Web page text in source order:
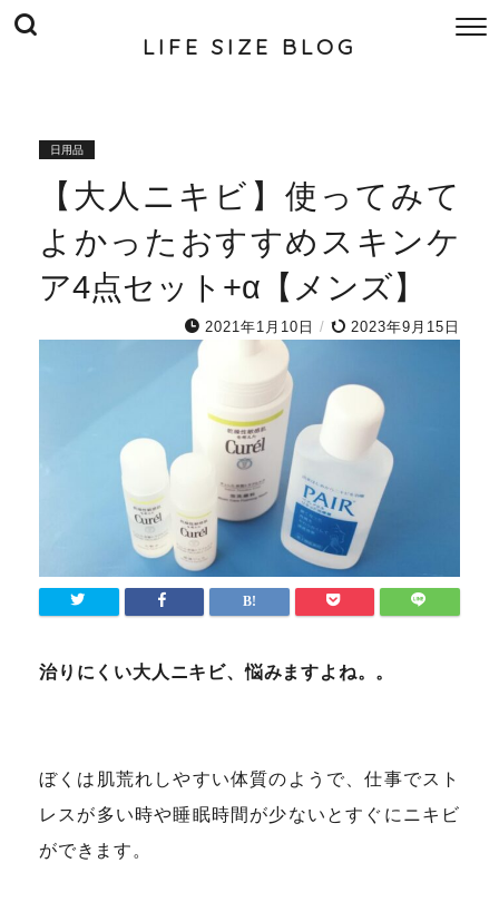
LIFE SIZE BLOG
日用品
【大人ニキビ】使ってみて
よかったおすすめスキンケ
ア4点セット+α【メンズ】
2021年1月10日 / 2023年9月15日
治りにくい大人ニキビ、悩みますよね。。
ぼくは肌荒れしやすい体質のようで、仕事でスト
レスが多い時や睡眠時間が少ないとすぐにニキビ
ができます。